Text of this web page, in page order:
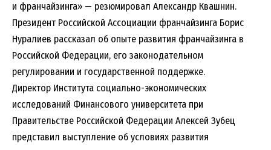
и франчайзинга» — резюмировал Александр Квашнин.
Президент Российской Ассоциации франчайзинга Борис
Нуралиев рассказал об опыте развития франчайзинга в
Российской Федерации, его законодательном
регулировании и государственной поддержке.
Директор Института социально-экономических
исследований Финансового университета при
Правительстве Российской Федерации Алексей Зубец
представил выступление об условиях развития